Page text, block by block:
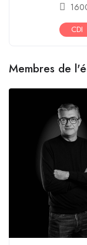
CDI
Membres de